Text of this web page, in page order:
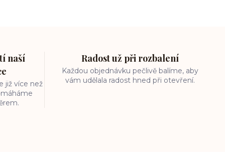
naší
již více než
Radost už při rozbalení
Každou objednávku pečlivě balíme, aby
vám udělala radost hned při otevření.